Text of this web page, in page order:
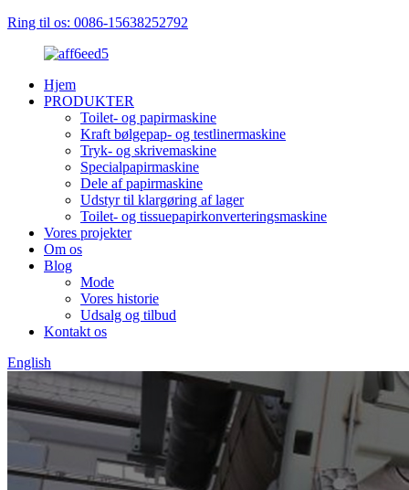
Ring til os: 0086-15638252792
Hjem
PRODUKTER
Toilet- og papirmaskine
Kraft bølgepap- og testlinermaskine
Tryk- og skrivemaskine
Specialpapirmaskine
Dele af papirmaskine
Udstyr til klargøring af lager
Toilet- og tissuepapirkonverteringsmaskine
Vores projekter
Om os
Blog
Mode
Vores historie
Udsalg og tilbud
Kontakt os
English